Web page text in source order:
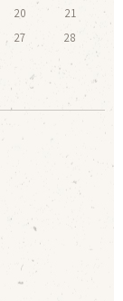
20
21
27
28